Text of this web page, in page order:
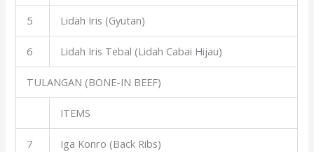
5 Lidah Iris (Gyutan)
6 Lidah Iris Tebal (Lidah Cabai Hijau)
TULANGAN (BONE-IN BEEF)
ITEMS
7 Iga Konro (Back Ribs)